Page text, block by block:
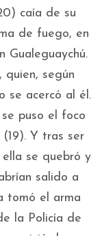
caía de su
de fuego, en
Gualeguaychú.
según
se acercó al él.
puso el foco
Y tras ser
se quebró y
salido a
tomó el arma
la Policía de